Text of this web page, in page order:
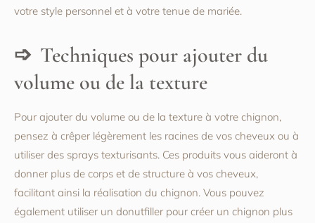
votre style personnel et à votre tenue de mariée.
Techniques pour ajouter du
volume ou de la texture
Pour ajouter du volume ou de la texture à votre chignon,
pensez à crêper légèrement les racines de vos cheveux ou à
utiliser des sprays texturisants. Ces produits vous aideront à
donner plus de corps et de structure à vos cheveux,
facilitant ainsi la réalisation du chignon. Vous pouvez
également utiliser un donutfiller pour créer un chignon plus